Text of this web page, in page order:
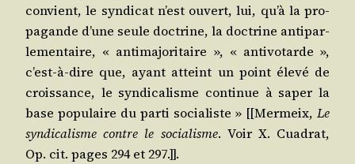
convient, le syn­di­cat n’est ouvert, lui, qu’à la pro­
pa­gande d’une seule doc­trine, la doc­trine anti­par­
le­men­taire, « anti­ma­jo­ri­taire », « anti­vo­tarde »,
c’est-à-dire que, ayant atteint un point éle­vé de
crois­sance, le syn­di­ca­lisme conti­nue à saper la
base popu­laire du par­ti socia­liste » [[Mer­meix, Le
syn­di­ca­lisme contre le socia­lisme. Voir X. Cua­drat,
Op. cit. pages 294 et 297.]].